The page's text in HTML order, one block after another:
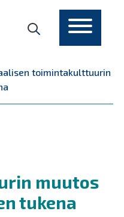
toimintakulttuurin
muutos
tukena